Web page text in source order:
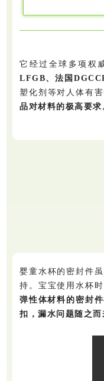
它经过全球多项权
LFGB、法国
塑化剂等对人体有
品对材料的极高要求
婴童水杯的密封件
持。宝宝使用水杯
弹性体材料的密封
扣，漏水问题随之而